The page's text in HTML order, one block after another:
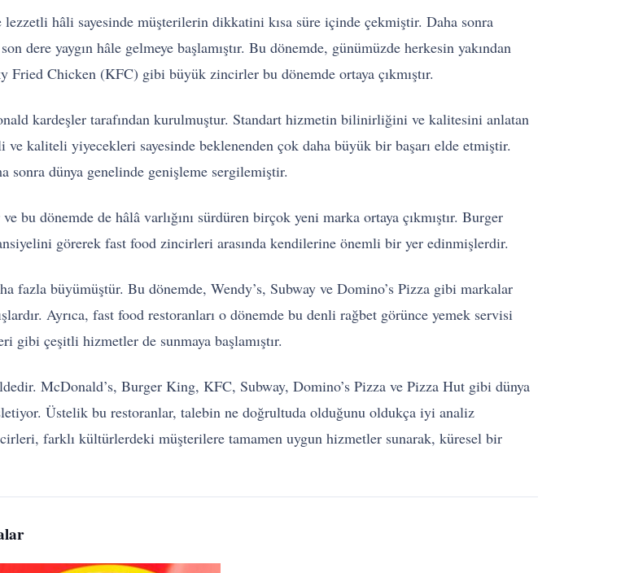
hâli sayesinde müşterilerin dikkatini kısa süre içinde çekmiştir. Daha sonra
dere yaygın hâle gelmeye başlamıştır. Bu dönemde, günümüzde herkesin yakından
Chicken (KFC) gibi büyük zincirler bu dönemde ortaya çıkmıştır.
kardeşler tarafından kurulmuştur. Standart hizmetin bilinirliğini ve kalitesini anlatan
kaliteli yiyecekleri sayesinde beklenenden çok daha büyük bir başarı elde etmiştir.
sonra dünya genelinde genişleme sergilemiştir.
bu dönemde de hâlâ varlığını sürdüren birçok yeni marka ortaya çıkmıştır. Burger
görerek fast food zincirleri arasında kendilerine önemli bir yer edinmişlerdir.
fazla büyümüştür. Bu dönemde, Wendy’s, Subway ve Domino’s Pizza gibi markalar
Ayrıca, fast food restoranları o dönemde bu denli rağbet görünce yemek servisi
gibi çeşitli hizmetler de sunmaya başlamıştır.
McDonald’s, Burger King, KFC, Subway, Domino’s Pizza ve Pizza Hut gibi dünya
Üstelik bu restoranlar, talebin ne doğrultuda olduğunu oldukça iyi analiz
farklı kültürlerdeki müşterilere tamamen uygun hizmetler sunarak, küresel bir